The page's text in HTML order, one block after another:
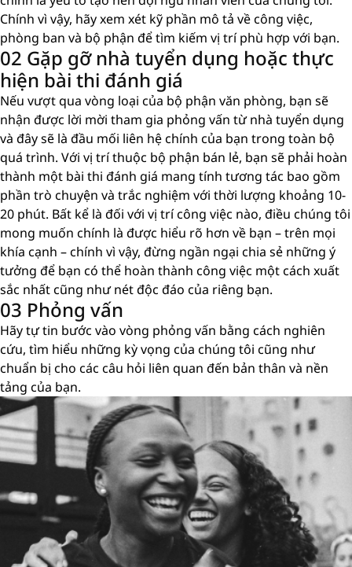
Chính vì vậy, hãy xem xét kỹ phần mô tả về công việc,
phòng ban và bộ phận để tìm kiếm vị trí phù hợp với bạn.
02 Gặp gỡ nhà tuyển dụng hoặc thực
hiện bài thi đánh giá
Nếu vượt qua vòng loại của bộ phận văn phòng, bạn sẽ
nhận được lời mời tham gia phỏng vấn từ nhà tuyển dụng
và đây sẽ là đầu mối liên hệ chính của bạn trong toàn bộ
quá trình. Với vị trí thuộc bộ phận bán lẻ, bạn sẽ phải hoàn
thành một bài thi đánh giá mang tính tương tác bao gồm
phần trò chuyện và trắc nghiệm với thời lượng khoảng 10-
20 phút. Bất kể là đối với vị trí công việc nào, điều chúng tôi
mong muốn chính là được hiểu rõ hơn về bạn – trên mọi
khía cạnh – chính vì vậy, đừng ngần ngại chia sẻ những ý
tưởng để bạn có thể hoàn thành công việc một cách xuất
sắc nhất cũng như nét độc đáo của riêng bạn.
03 Phỏng vấn
Hãy tự tin bước vào vòng phỏng vấn bằng cách nghiên
cứu, tìm hiểu những kỳ vọng của chúng tôi cũng như
chuẩn bị cho các câu hỏi liên quan đến bản thân và nền
tảng của bạn.